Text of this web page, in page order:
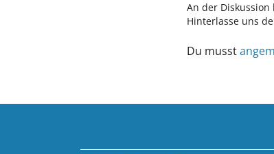
An der Diskussion
Hinterlasse uns
Du musst